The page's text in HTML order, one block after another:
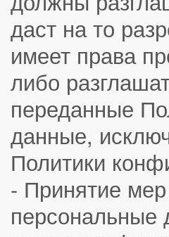
даст на то
имеет права
либо
переданные
данные,
Политики
- Принятие
персональные